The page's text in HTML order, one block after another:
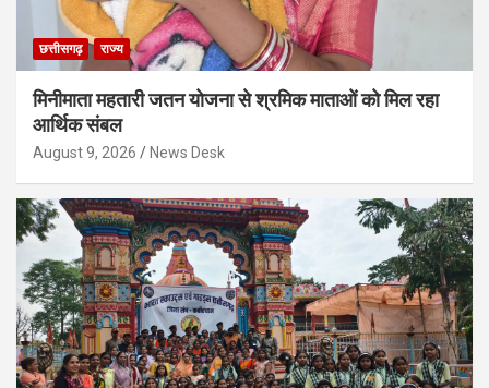
छत्तीसगढ़ राज्य
मिनीमाता महतारी जतन योजना से श्रमिक माताओं को मिल रहा
आर्थिक संबल
August 9, 2026 News Desk